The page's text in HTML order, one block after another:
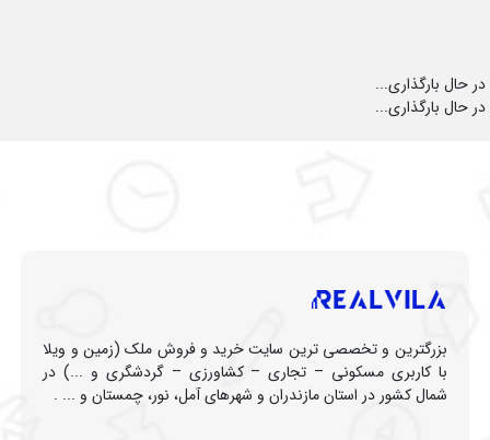
در حال بارگذاری...
در حال بارگذاری...
بزرگترین و تخصصی ترین سایت خرید و فروش ملک (زمین و ویلا
با کاربری مسکونی – تجاری – کشاورزی – گردشگری و ...) در
شمال کشور در استان مازندران و شهرهای آمل، نور، چمستان و ... .